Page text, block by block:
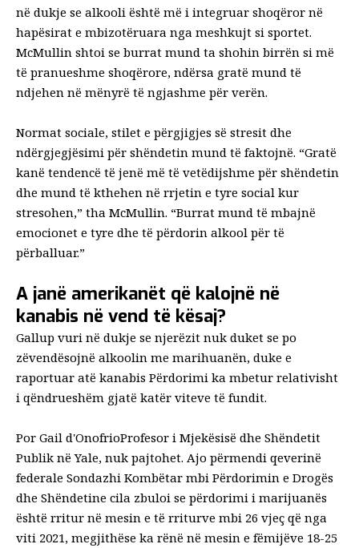
në dukje se alkooli është më i integruar shoqëror në
hapësirat e mbizotëruara nga meshkujt si sportet.
McMullin shtoi se burrat mund ta shohin birrën si më
të pranueshme shoqërore, ndërsa gratë mund të
ndjehen në mënyrë të ngjashme për verën.
Normat sociale, stilet e përgjigjes së stresit dhe
ndërgjegjësimi për shëndetin mund të faktojnë. “Gratë
kanë tendencë të jenë më të vetëdijshme për shëndetin
dhe mund të kthehen në rrjetin e tyre social kur
stresohen,” tha McMullin. “Burrat mund të mbajnë
emocionet e tyre dhe të përdorin alkool për të
përballuar.”
A janë amerikanët që kalojnë në
kanabis në vend të kësaj?
Gallup vuri në dukje se njerëzit nuk duket se po
zëvendësojnë alkoolin me marihuanën, duke e
raportuar atë kanabis Përdorimi ka mbetur relativisht
i qëndrueshëm gjatë katër viteve të fundit.
Por Gail d'OnofrioProfesor i Mjekësisë dhe Shëndetit
Publik në Yale, nuk pajtohet. Ajo përmendi qeverinë
federale Sondazhi Kombëtar mbi Përdorimin e Drogës
dhe Shëndetine cila zbuloi se përdorimi i marijuanës
është rritur në mesin e të rriturve mbi 26 vjeç që nga
viti 2021, megjithëse ka rënë në mesin e fëmijëve 18-25